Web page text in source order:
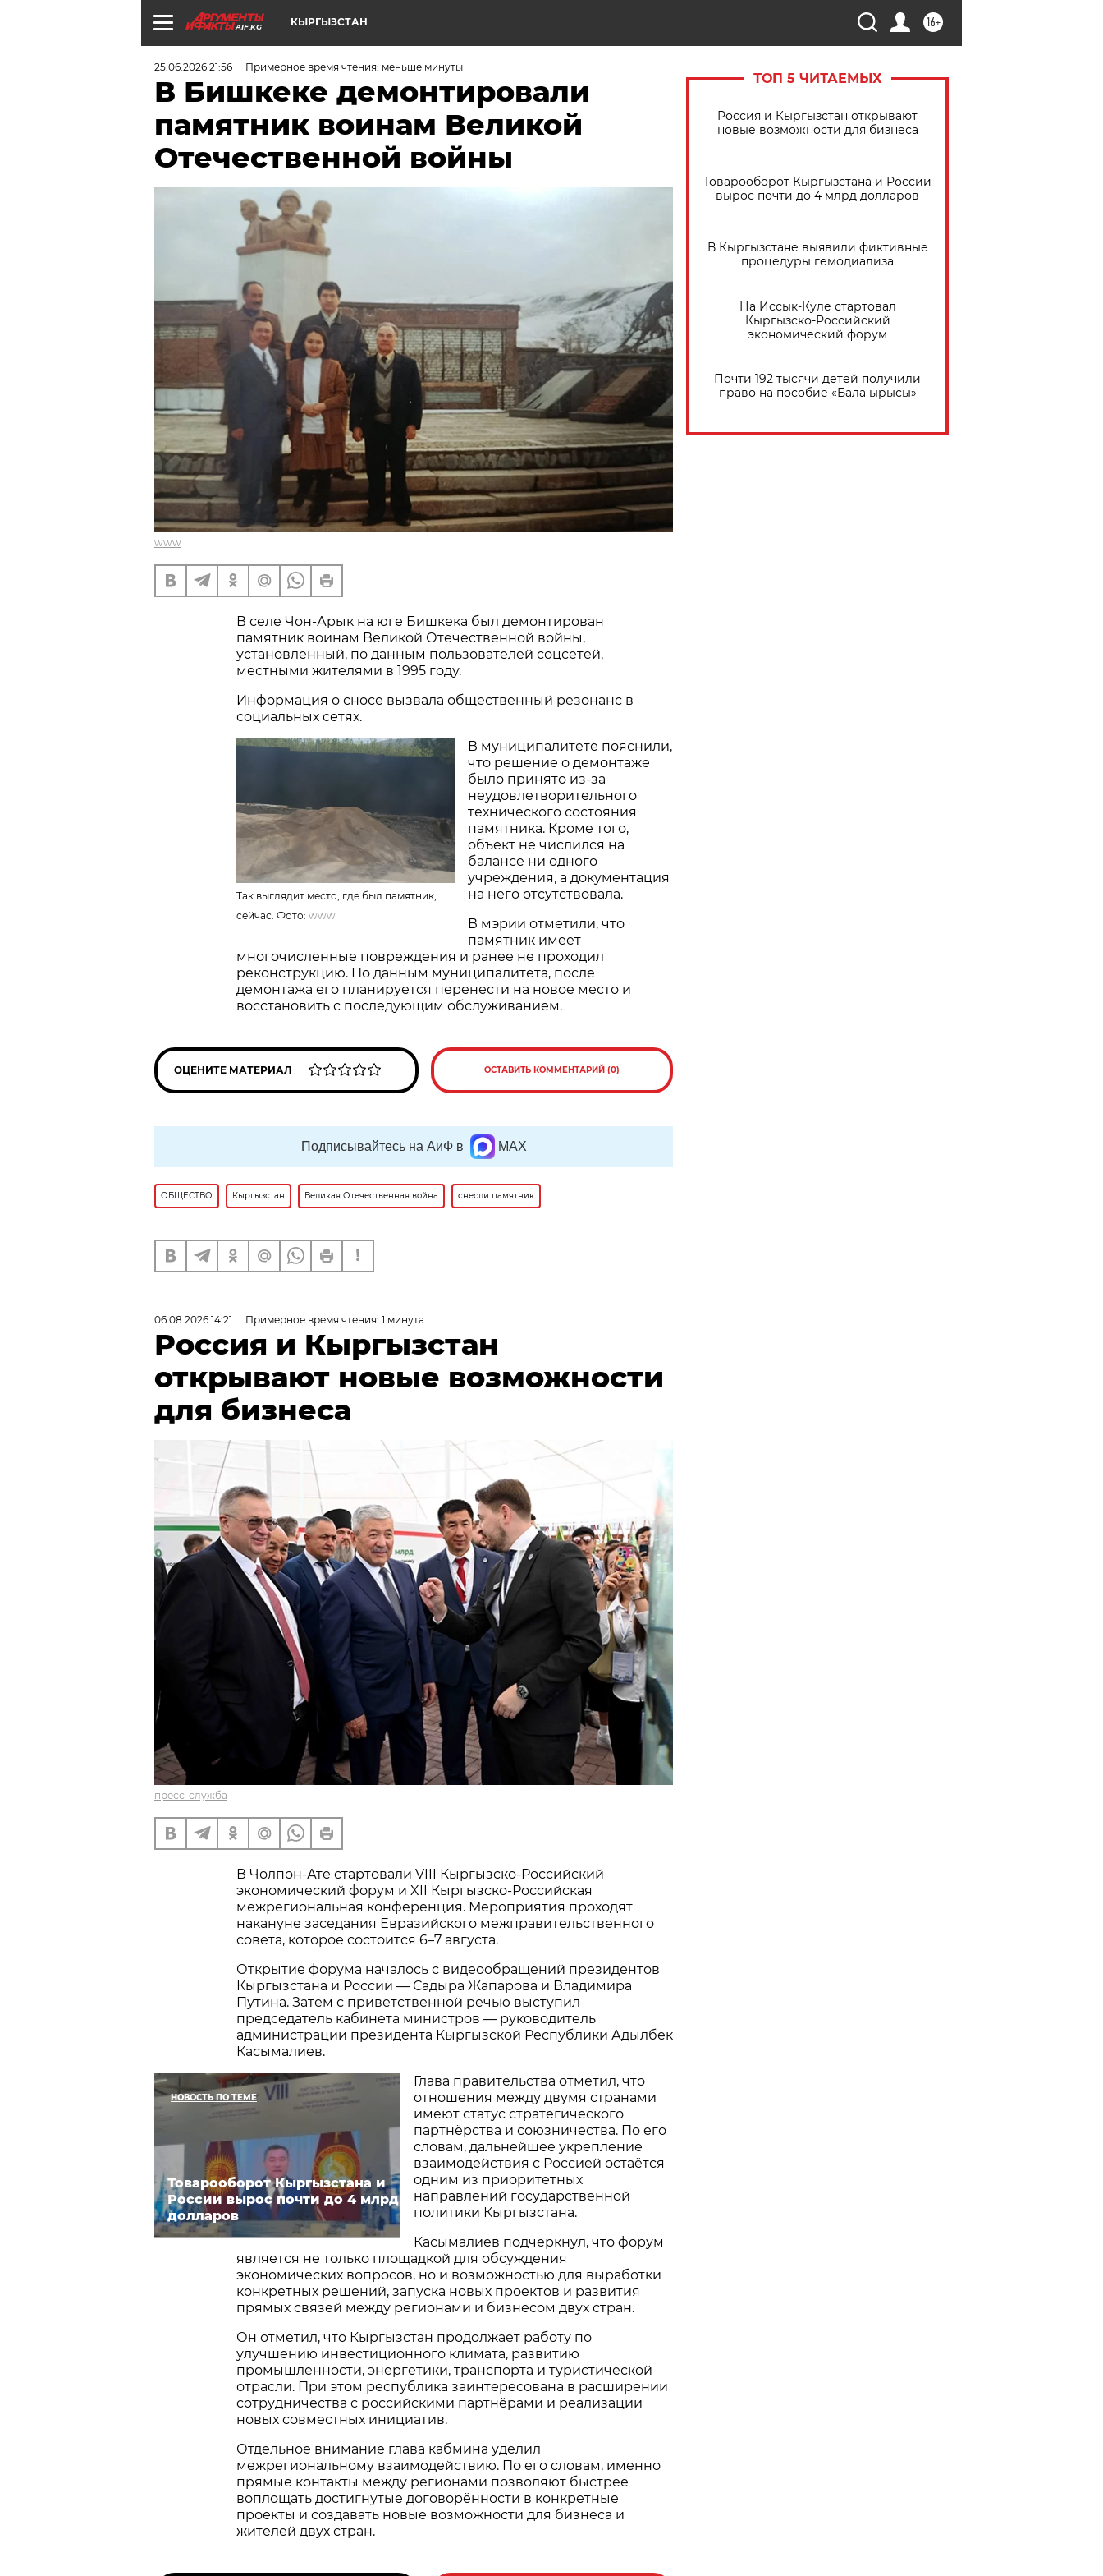
AIF.KG 16+
КЫРГЫЗСТАН
25.06.2026 21:56 Примерное время чтения: меньше минуты
В Бишкеке демонтировали
памятник воинам Великой
Отечественной войны
www
В селе Чон-Арык на юге Бишкека был демонтирован
памятник воинам Великой Отечественной войны,
установленный, по данным пользователей соцсетей,
местными жителями в 1995 году.
Информация о сносе вызвала общественный резонанс в
социальных сетях.
Так выглядит место, где был памятник,
сейчас. Фото: www
В муниципалитете пояснили,
что решение о демонтаже
было принято из-за
неудовлетворительного
технического состояния
памятника. Кроме того,
объект не числился на
балансе ни одного
учреждения, а документация
на него отсутствовала.
В мэрии отметили, что
памятник имеет
многочисленные повреждения и ранее не проходил
реконструкцию. По данным муниципалитета, после
демонтажа его планируется перенести на новое место и
восстановить с последующим обслуживанием.
ОЦЕНИТЕ МАТЕРИАЛ ОСТАВИТЬ КОММЕНТАРИЙ (0)
Подписывайтесь на АиФ в MAX
ОБЩЕСТВО Кыргызстан Великая Отечественная война снесли памятник
ТОП 5 ЧИТАЕМЫХ
Россия и Кыргызстан открывают
новые возможности для бизнеса
Товарооборот Кыргызстана и России
вырос почти до 4 млрд долларов
В Кыргызстане выявили фиктивные
процедуры гемодиализа
На Иссык-Куле стартовал
Кыргызско-Российский
экономический форум
Почти 192 тысячи детей получили
право на пособие «Бала ырысы»
06.08.2026 14:21 Примерное время чтения: 1 минута
Россия и Кыргызстан
открывают новые возможности
для бизнеса
пресс-служба
В Чолпон-Ате стартовали VIII Кыргызско-Российский
экономический форум и XII Кыргызско-Российская
межрегиональная конференция. Мероприятия проходят
накануне заседания Евразийского межправительственного
совета, которое состоится 6–7 августа.
Открытие форума началось с видеообращений президентов
Кыргызстана и России — Садыра Жапарова и Владимира
Путина. Затем с приветственной речью выступил
председатель кабинета министров — руководитель
администрации президента Кыргызской Республики Адылбек
Касымалиев.
НОВОСТЬ ПО ТЕМЕ
Товарооборот Кыргызстана и
России вырос почти до 4 млрд
долларов
Глава правительства отметил, что
отношения между двумя странами
имеют статус стратегического
партнёрства и союзничества. По его
словам, дальнейшее укрепление
взаимодействия с Россией остаётся
одним из приоритетных
направлений государственной
политики Кыргызстана.
Касымалиев подчеркнул, что форум
является не только площадкой для обсуждения
экономических вопросов, но и возможностью для выработки
конкретных решений, запуска новых проектов и развития
прямых связей между регионами и бизнесом двух стран.
Он отметил, что Кыргызстан продолжает работу по
улучшению инвестиционного климата, развитию
промышленности, энергетики, транспорта и туристической
отрасли. При этом республика заинтересована в расширении
сотрудничества с российскими партнёрами и реализации
новых совместных инициатив.
Отдельное внимание глава кабмина уделил
межрегиональному взаимодействию. По его словам, именно
прямые контакты между регионами позволяют быстрее
воплощать достигнутые договорённости в конкретные
проекты и создавать новые возможности для бизнеса и
жителей двух стран.